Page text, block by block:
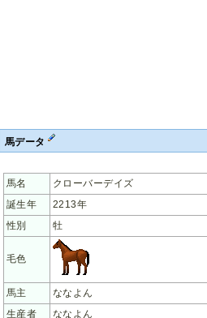
馬データ
馬名
クローバーデイズ
誕生年
2213年
性別
牡
毛色
馬主
ななよん
生産者
ななよん